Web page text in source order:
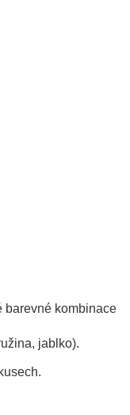
barevné kombinace
jablko).